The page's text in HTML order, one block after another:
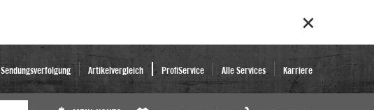
Sendungsverfolgung Artikelvergleich ProfiService Alle Services Karriere